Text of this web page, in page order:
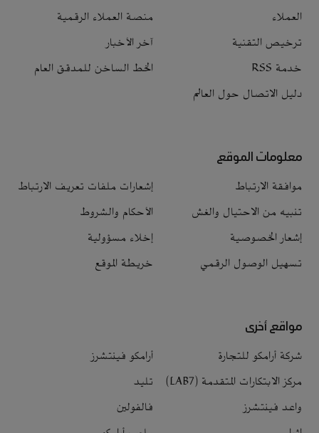
العملاء
منصة العملاء الرقمية
ترخيص التقنية
آخر الأخبار
خدمة RSS
الخط الساخن للمدقق العام
دليل الاتصال حول العالم
معلومات الموقع
موافقة الارتباط
إشعارات ملفات تعريف الارتباط
تنبيه من الاحتيال والغش
الأحكام والشروط
إشعار الخصوصية
إخلاء مسؤولية
تسهيل الوصول الرقمي
خريطة الموقع
مواقع أخرى
شركة أرامكو للتجارة
أرامكو فينتشرز
مركز الابتكارات المتقدمة (LAB7)
تليد
واعد فينتشرز
فالفولين